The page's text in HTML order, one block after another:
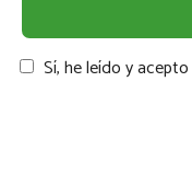
Sí, he leído y